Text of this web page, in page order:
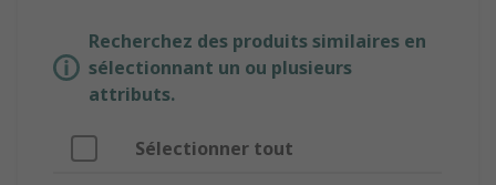
Recherchez des produits similaires en
sélectionnant un ou plusieurs
attributs.
Sélectionner tout